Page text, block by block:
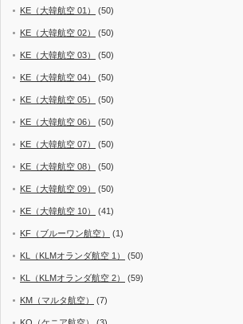
KE（大韓航空 01） (50)
KE（大韓航空 02） (50)
KE（大韓航空 03） (50)
KE（大韓航空 04） (50)
KE（大韓航空 05） (50)
KE（大韓航空 06） (50)
KE（大韓航空 07） (50)
KE（大韓航空 08） (50)
KE（大韓航空 09） (50)
KE（大韓航空 10） (41)
KF（ブルーワン航空） (1)
KL（KLMオランダ航空 1） (50)
KL（KLMオランダ航空 2） (59)
KM（マルタ航空） (7)
KQ（ケニア航空） (3)